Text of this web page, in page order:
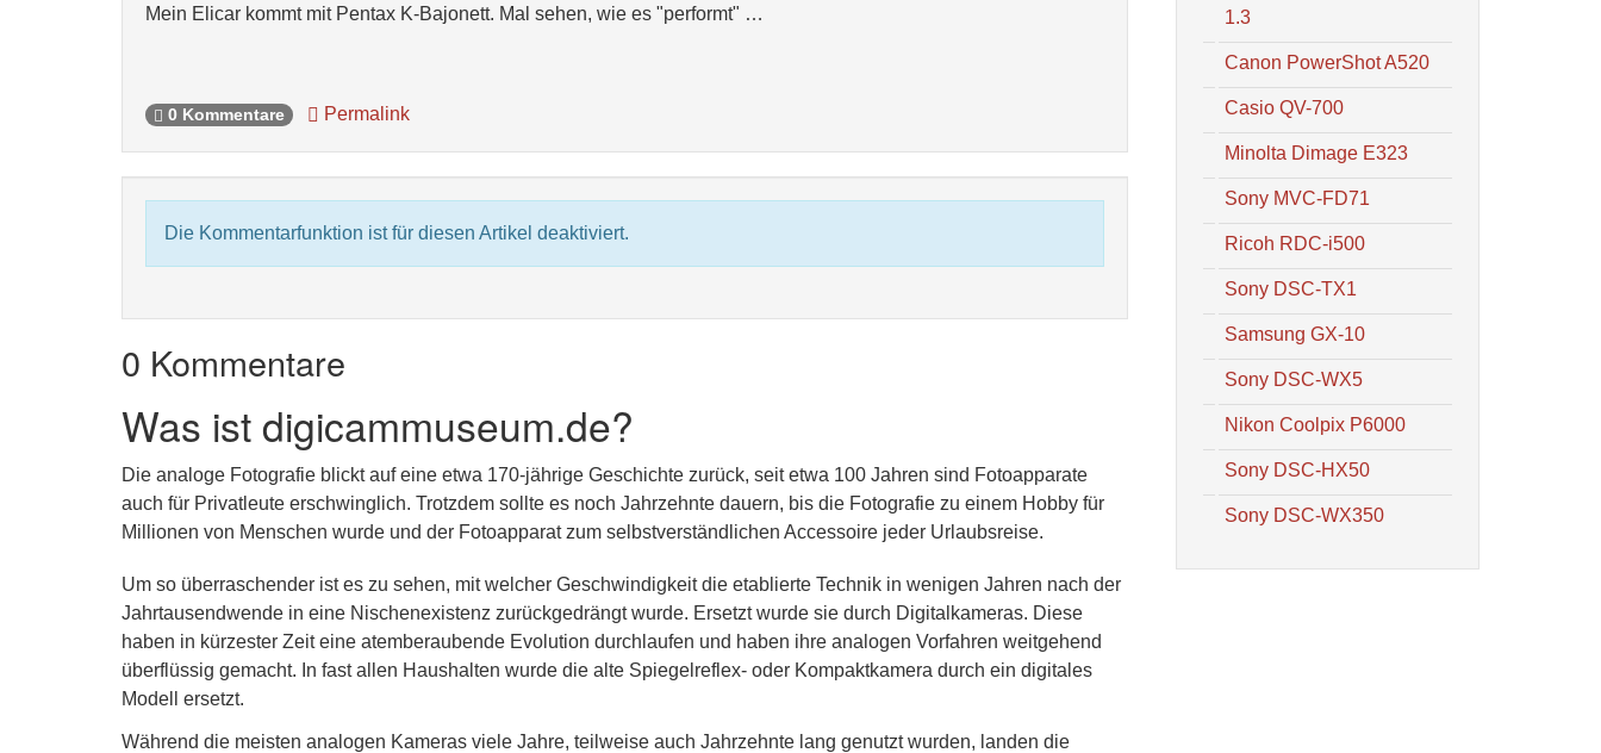
Mein Elicar kommt mit Pentax K-Bajonett. Mal sehen, wie es "performt" …
0 Kommentare Permalink
Die Kommentarfunktion ist für diesen Artikel deaktiviert.
0 Kommentare
Was ist digicammuseum.de?
Die analoge Fotografie blickt auf eine etwa 170-jährige Geschichte zurück, seit etwa 100 Jahren sind Fotoapparate
auch für Privatleute erschwinglich. Trotzdem sollte es noch Jahrzehnte dauern, bis die Fotografie zu einem Hobby für
Millionen von Menschen wurde und der Fotoapparat zum selbstverständlichen Accessoire jeder Urlaubsreise.
Um so überraschender ist es zu sehen, mit welcher Geschwindigkeit die etablierte Technik in wenigen Jahren nach der
Jahrtausendwende in eine Nischenexistenz zurückgedrängt wurde. Ersetzt wurde sie durch Digitalkameras. Diese
haben in kürzester Zeit eine atemberaubende Evolution durchlaufen und haben ihre analogen Vorfahren weitgehend
überflüssig gemacht. In fast allen Haushalten wurde die alte Spiegelreflex- oder Kompaktkamera durch ein digitales
Modell ersetzt.
Während die meisten analogen Kameras viele Jahre, teilweise auch Jahrzehnte lang genutzt wurden, landen die
1.3
Canon PowerShot A520
Casio QV-700
Minolta Dimage E323
Sony MVC-FD71
Ricoh RDC-i500
Sony DSC-TX1
Samsung GX-10
Sony DSC-WX5
Nikon Coolpix P6000
Sony DSC-HX50
Sony DSC-WX350